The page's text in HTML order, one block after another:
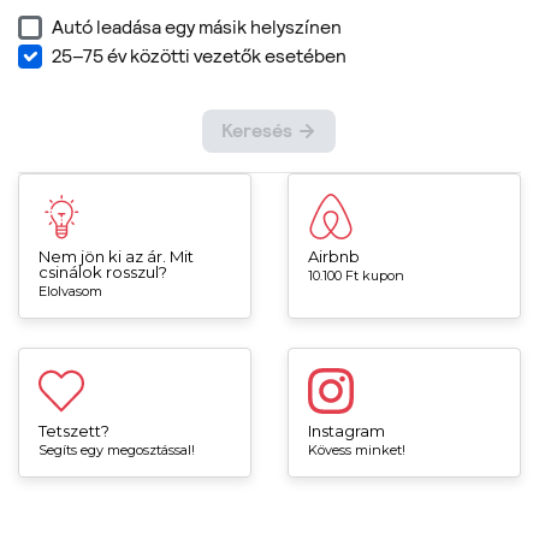
Nem jön ki az ár. Mit
csinálok rosszul?
Elolvasom
Airbnb
10.100 Ft kupon
Tetszett?
Segíts egy megosztással!
Instagram
Kövess minket!